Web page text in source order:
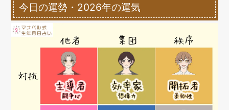
今日の運勢・2026年の運気